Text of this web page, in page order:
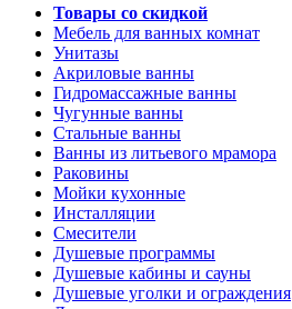
Товары со скидкой
Мебель для ванных комнат
Унитазы
Акриловые ванны
Гидромассажные ванны
Чугунные ванны
Стальные ванны
Ванны из литьевого мрамора
Раковины
Мойки кухонные
Инсталляции
Смесители
Душевые программы
Душевые кабины и сауны
Душевые уголки и ограждения